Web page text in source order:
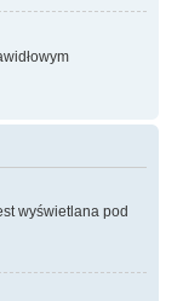
wyświetlana pod